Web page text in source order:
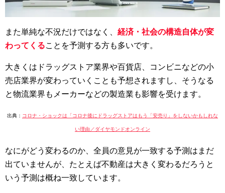
また単純な不況だけではなく、 経済・社会の構造自体が変
わってくることを予測する方も多いです。
大きくはドラッグストア業界や百貨店、コンビニなどの小
売店業界が変わっていくことも予想されますし、そうなる
と物流業界もメーカーなどの製造業も影響を受けます。
出典： コロナ・ショックは「コロナ後にドラッグストアはもう「安売り」をしないかもしれな
い理由／ダイヤモンドオンライン
なにがどう変わるのか、全員の意見が一致する予測はまだ
出ていませんが、たとえば不動産は大きく変わるだろうと
いう予測は概ね一致しています。